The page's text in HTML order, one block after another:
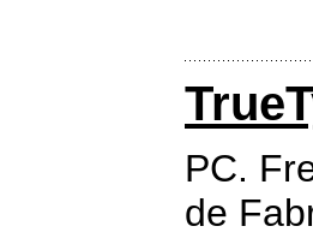
PC.
de